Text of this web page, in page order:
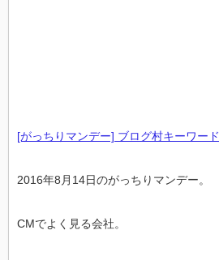
[がっちりマンデー] ブログ村キーワード
2016年8月14日のがっちりマンデー。
CMでよく見る会社。